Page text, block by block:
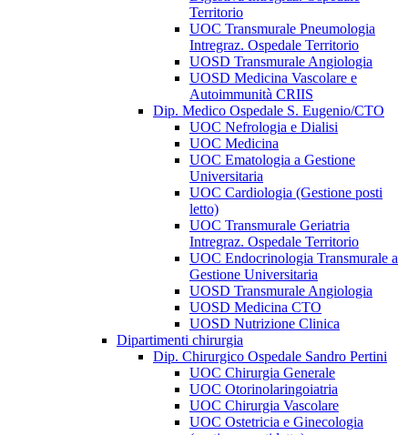
Territorio
UOC Transmurale Pneumologia
Intregraz. Ospedale Territorio
UOSD Transmurale Angiologia
UOSD Medicina Vascolare e
Autoimmunità CRIIS
Dip. Medico Ospedale S. Eugenio/CTO
UOC Nefrologia e Dialisi
UOC Medicina
UOC Ematologia a Gestione
Universitaria
UOC Cardiologia (Gestione posti
letto)
UOC Transmurale Geriatria
Intregraz. Ospedale Territorio
UOC Endocrinologia Transmurale a
Gestione Universitaria
UOSD Transmurale Angiologia
UOSD Medicina CTO
UOSD Nutrizione Clinica
Dipartimenti chirurgia
Dip. Chirurgico Ospedale Sandro Pertini
UOC Chirurgia Generale
UOC Otorinolaringoiatria
UOC Chirurgia Vascolare
UOC Ostetricia e Ginecologia